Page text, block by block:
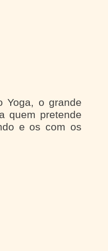
Yoga, o grande
quem pretende
e os com os